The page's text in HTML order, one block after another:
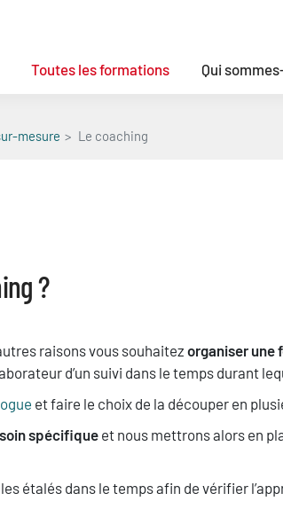
Toutes les formations Qui
mesure Le coaching
?
raisons vous souhaitez organiser une
d’un suivi dans le temps durant
et faire le choix de la découper en
spécifique et nous mettrons alors en
étalés dans le temps afin de vérifier